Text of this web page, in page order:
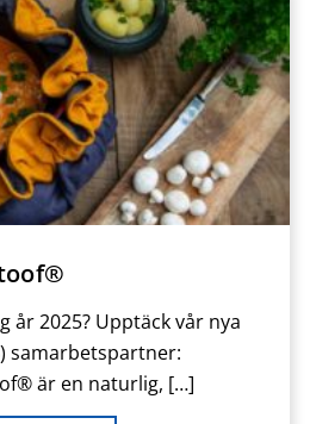
år 2025? Upptäck vår nya
samarbetspartner:
är en naturlig, […]